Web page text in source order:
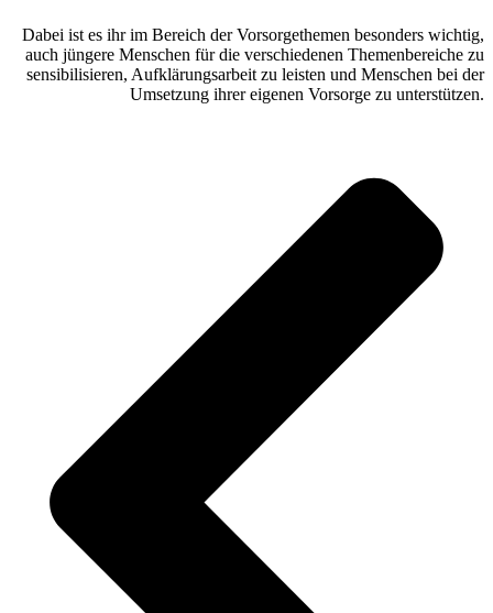
Dabei ist es ihr im Bereich der Vorsorgethemen besonders wichtig,
auch jüngere Menschen für die verschiedenen Themenbereiche zu
sensibilisieren, Aufklärungsarbeit zu leisten und Menschen bei der
Umsetzung ihrer eigenen Vorsorge zu unterstützen.